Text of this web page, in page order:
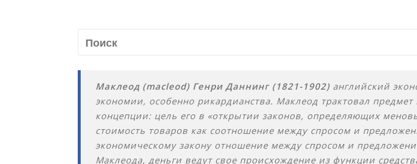
Маклеод (macleod) Генри Даннинг (1821-1902)английский
экономии, особенно рикардианства. Маклеод трактовал
концепции: цель его в «открытии законов, определяющих
стоимость товаров как соотношение между спросом и
экономическому закону отношение между спросом и
Маклеода, деньги ведут свое происхождение из функции